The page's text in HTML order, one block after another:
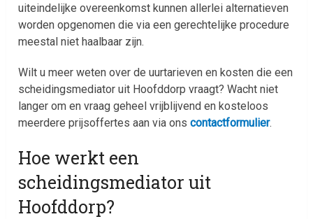
uiteindelijke overeenkomst kunnen allerlei alternatieven
worden opgenomen die via een gerechtelijke procedure
meestal niet haalbaar zijn.
Wilt u meer weten over de uurtarieven en kosten die een
scheidingsmediator uit Hoofddorp vraagt? Wacht niet
langer om en vraag geheel vrijblijvend en kosteloos
meerdere prijsoffertes aan via onscontactformulier.
Hoe werkt een
scheidingsmediator uit
Hoofddorp?